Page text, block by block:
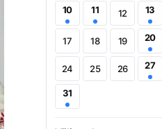
10 11 12 13
17 18 19 20
24 25 26 27
31